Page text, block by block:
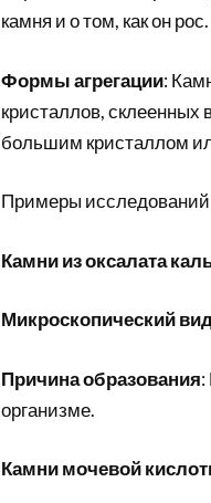
камня и о том, как он рос.
Формы агрегации:
кристаллов, склеенных
большим кристаллом
Примеры
Камни из оксалата
Микроскопический
Причина образования:
организме.
Камни мочевой